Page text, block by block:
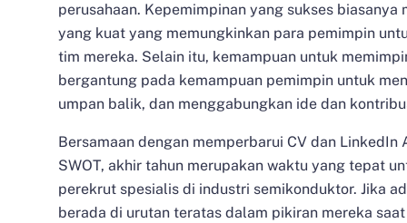
perusahaan. Kepemimpinan yang sukses
yang kuat yang memungkinkan para pemimpin
tim mereka. Selain itu, kemampuan untuk
bergantung pada kemampuan pemimpin untuk
umpan balik, dan menggabungkan ide dan
Bersamaan dengan memperbarui CV dan LinkedIn
SWOT, akhir tahun merupakan waktu yang tepat
perekrut spesialis di industri semikonduktor. Jika
berada di urutan teratas dalam pikiran mereka